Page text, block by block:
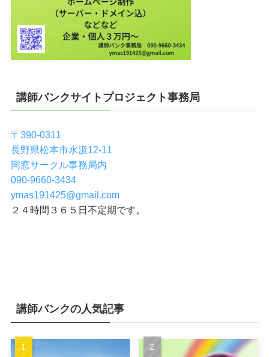
講師バンクサイトプロジェクト事務局
〒390-0311
長野県松本市水汲12-11
同窓サークル事務局内
090-9660-3434
ymas191425@gmail.com
２４時間３６５日不定期です。
講師バンクの人気記事